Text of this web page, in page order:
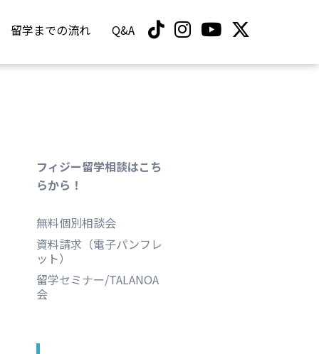
留学までの流れ Q&A
フィジー留学相談はこち
らから！
無料個別相談会
資料請求（電子パンフレ
ット）
留学セミナー/TALANOA
会